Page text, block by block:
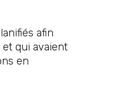
afin
qui avaient
en